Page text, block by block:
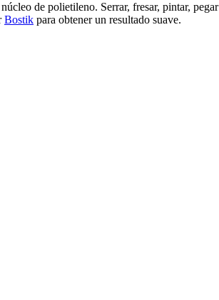
de polietileno. Serrar, fresar, pintar,
Bostik para obtener un resultado suave.